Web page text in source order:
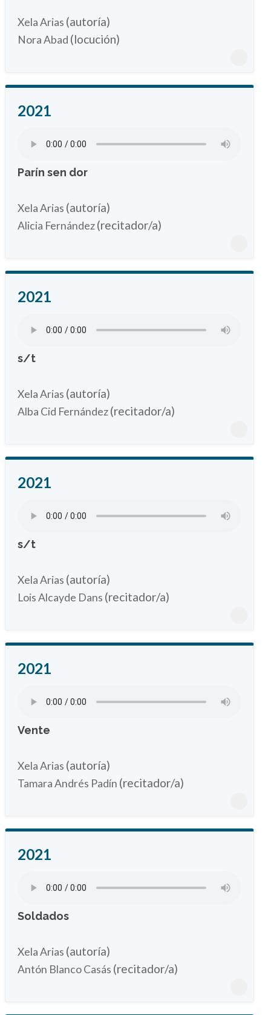
Xela Arias (autoría)
Nora Abad (locución)
2021
Parín sen dor
Xela Arias (autoría)
Alicia Fernández(recitador/a)
2021
s/t
Xela Arias (autoría)
Alba Cid Fernández(recitador/a)
2021
s/t
Xela Arias (autoría)
Lois Alcayde Dans (recitador/a)
2021
Vente
Xela Arias (autoría)
Tamara Andrés Padín (recitador/a)
2021
Soldados
Xela Arias (autoría)
Antón Blanco Casás (recitador/a)